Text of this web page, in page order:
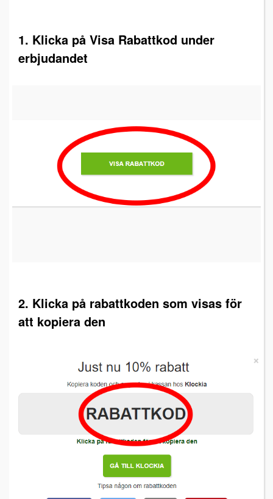
1. Klicka på Visa Rabattkod under
erbjudandet
2. Klicka på rabattkoden som visas för
att kopiera den